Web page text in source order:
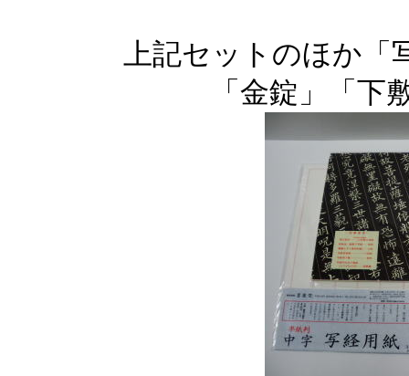
上記セットのほか
「金錠」「下